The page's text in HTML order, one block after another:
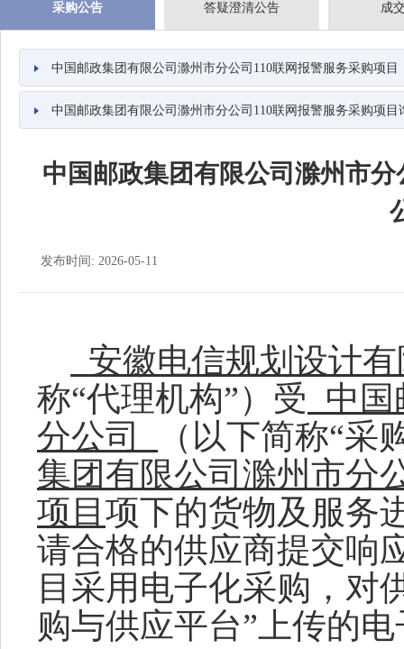
采购公告 答疑澄清公告 成
中国邮政集团有限公司滁州市分公司110联网报警服务采购项目
中国邮政集团有限公司滁州市分公司110联网报警服务采购项目
中国邮政集团有限公司滁州市
发布时间: 2026-05-11
安徽电信规划设计
称“代理机构”）受 中国
分公司
（ 以下简称“采
集团有限公司滁州市分
项目 项下的货物及服务
请合格的供应商提交响
目采用电子化采购 ，对
购与供应平台”上传的